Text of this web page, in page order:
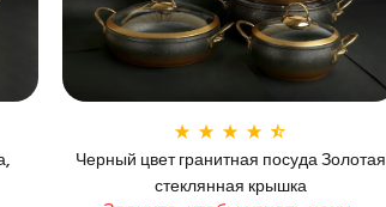
Черный цвет гранитная посуда Золотая
стеклянная крышка